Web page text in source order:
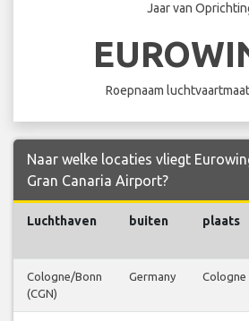
Jaar van
Roepnaam
Naar welke locaties vliegt
Gran Canaria Airport?
Luchthaven buiten plaats
Cologne/Bonn
(CGN)
Germany Cologne